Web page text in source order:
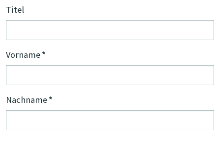
Titel
Vorname*
Nachname*